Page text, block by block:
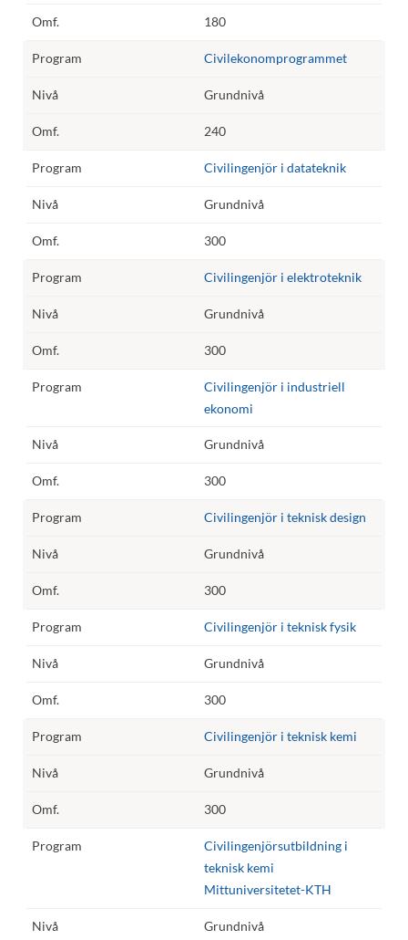
180
Civilekonomprogrammet
Grundnivå
240
Civilingenjör i datateknik
Grundnivå
300
Civilingenjör i elektroteknik
Grundnivå
300
Civilingenjör i industriell
ekonomi
Grundnivå
300
Civilingenjör i teknisk design
Grundnivå
300
Civilingenjör i teknisk fysik
Grundnivå
300
Civilingenjör i teknisk kemi
Grundnivå
300
Civilingenjörsutbildning i
teknisk kemi
Mittuniversitetet-KTH
Grundnivå